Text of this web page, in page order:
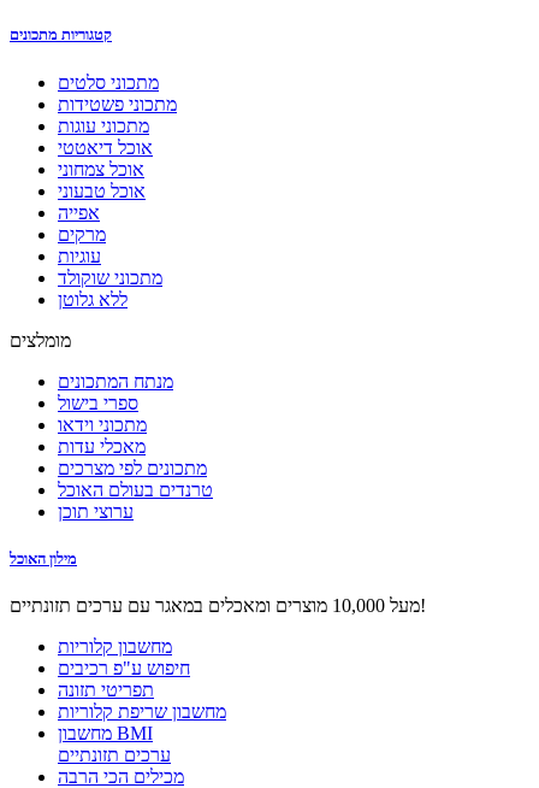
קטגוריות מתכונים
מתכוני סלטים
מתכוני פשטידות
מתכוני עוגות
אוכל דיאטטי
אוכל צמחוני
אוכל טבעוני
אפייה
מרקים
עוגיות
מתכוני שוקולד
ללא גלוטן
מומלצים
מנתח המתכונים
ספרי בישול
מתכוני וידאו
מאכלי עדות
מתכונים לפי מצרכים
טרנדים בעולם האוכל
ערוצי תוכן
מילון האוכל
מעל 10,000 מוצרים ומאכלים במאגר עם ערכים תזונתיים!
מחשבון קלוריות
חיפוש ע"פ רכיבים
תפריטי תזונה
מחשבון שריפת קלוריות
מחשבון BMI
ערכים תזונתיים
מכילים הכי הרבה